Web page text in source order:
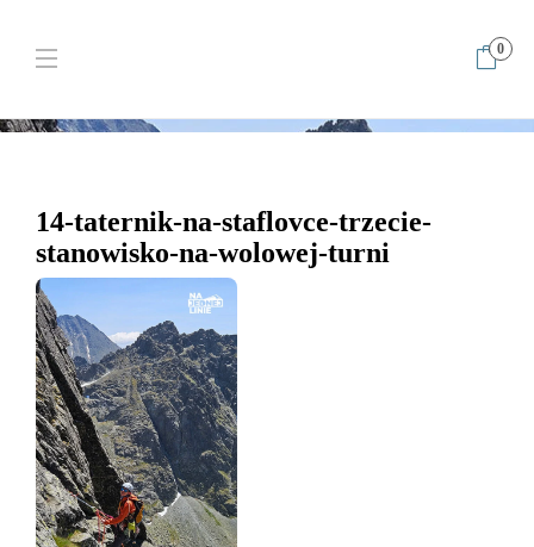
0
Home
14-taternik-na-staflovce-trzecie-
stanowisko-na-wolowej-turni